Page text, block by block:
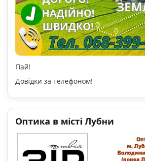
Пай!
Довідки за телефоном!
Оптика в місті Лубни